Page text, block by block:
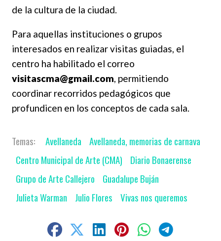
de la cultura de la ciudad.
Para aquellas instituciones o grupos
interesados en realizar visitas guiadas, el
centro ha habilitado el correo
visitascma@gmail.com, permitiendo
coordinar recorridos pedagógicos que
profundicen en los conceptos de cada sala.
Avellaneda
Avellaneda, memorias de carnava
Centro Municipal de Arte (CMA)
Diario Bonaerense
Grupo de Arte Callejero
Guadalupe Buján
Julieta Warman
Julio Flores Vivas nos queremos